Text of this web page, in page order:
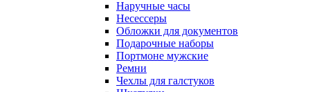
Наручные часы
Несессеры
Обложки для документов
Подарочные наборы
Портмоне мужские
Ремни
Чехлы для галстуков